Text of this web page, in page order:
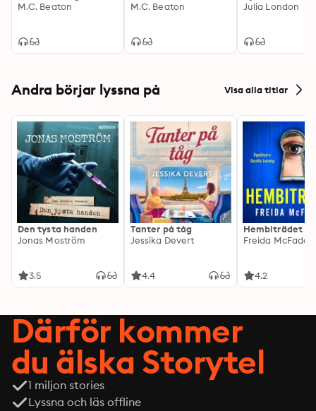
M.C. Beaton
M.C. Beaton
Julia London
Andra börjar lyssna på Visa alla titlar
Den tysta handen
Jonas Moström
3.5
Tanter på tåg
Jessika Devert
4.4
Hembiträdet
Freida
4.2
Därför kommer
du älska Storytel
1 miljon stories
Lyssna och läs offline